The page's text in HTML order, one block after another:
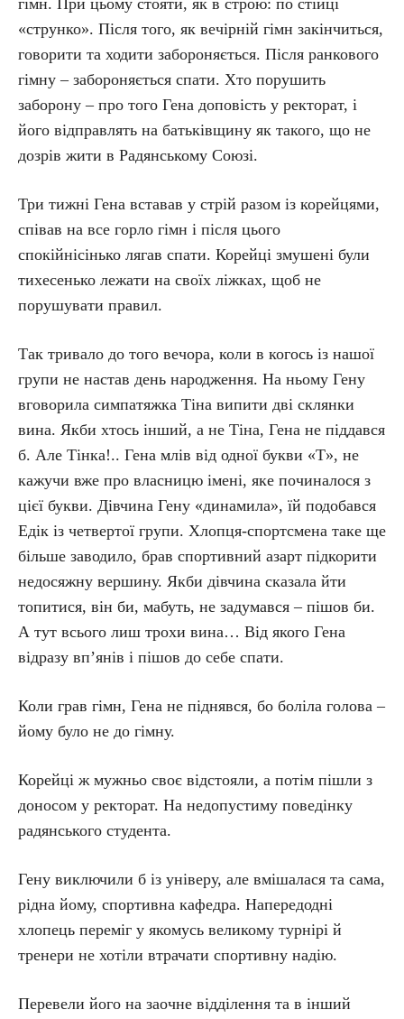
гімн. При цьому стояти, як в строю: по стійці
«струнко». Після того, як вечірній гімн закінчиться,
говорити та ходити забороняється. Після ранкового
гімну – забороняється спати. Хто порушить
заборону – про того Гена доповість у ректорат, і
його відправлять на батьківщину як такого, що не
дозрів жити в Радянському Союзі.
Три тижні Гена вставав у стрій разом із корейцями,
співав на все горло гімн і після цього
спокійнісінько лягав спати. Корейці змушені були
тихесенько лежати на своїх ліжках, щоб не
порушувати правил.
Так тривало до того вечора, коли в когось із нашої
групи не настав день народження. На ньому Гену
вговорила симпатяжка Тіна випити дві склянки
вина. Якби хтось інший, а не Тіна, Гена не піддався
б. Але Тінка!.. Гена млів від одної букви «Т», не
кажучи вже про власницю імені, яке починалося з
цієї букви. Дівчина Гену «динамила», їй подобався
Едік із четвертої групи. Хлопця-спортсмена таке ще
більше заводило, брав спортивний азарт підкорити
недосяжну вершину. Якби дівчина сказала йти
топитися, він би, мабуть, не задумався – пішов би.
А тут всього лиш трохи вина… Від якого Гена
відразу вп’янів і пішов до себе спати.
Коли грав гімн, Гена не піднявся, бо боліла голова –
йому було не до гімну.
Корейці ж мужньо своє відстояли, а потім пішли з
доносом у ректорат. На недопустиму поведінку
радянського студента.
Гену виключили б із універу, але вмішалася та сама,
рідна йому, спортивна кафедра. Напередодні
хлопець переміг у якомусь великому турнірі й
тренери не хотіли втрачати спортивну надію.
Перевели його на заочне відділення та в інший